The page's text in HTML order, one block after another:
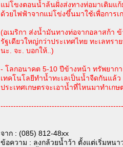
แม่โขงตอนน้ำล้นฝั่งส่งทางท่อมาเติมแ
ด้วยไฟฟ้าจากแม่โข่งขึ้นมาใช้เพื่อการ
(อเมริกา ส่งน้ำมันทางท่อจากอลาสก้า
รัฐเดียวใหญ่กว่าประเทศไทย ทะเลทรา
นะ. จะ. บอกให้..)
- โลกอนาคต 5-10 ปีข้างหน้า ทรัพยาก
เทคโนโลยีทำน้ำทะเลเป็นน้ำจืดกันแล้
ประเทศเกษตรจะเอาน้ำที่ไหนมาทำเกษ
จาก : (085) 812-48xx
ข้อความ : ลงกล้วยน้ำว้า ตั้งแต่เริ่มหนา